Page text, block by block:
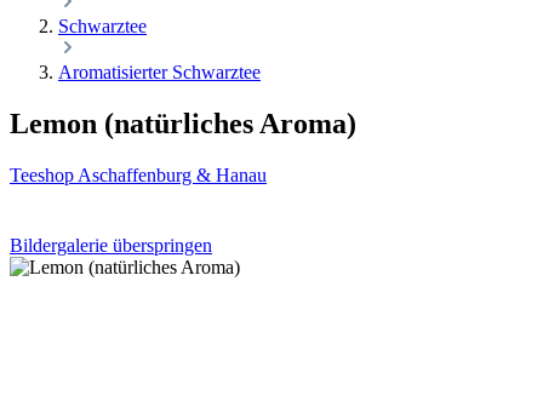
Schwarztee
Aromatisierter Schwarztee
Lemon (natürliches Aroma)
Teeshop Aschaffenburg & Hanau
Bildergalerie überspringen